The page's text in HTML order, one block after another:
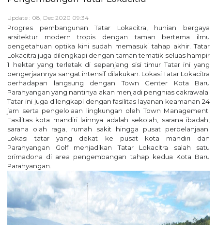
Update : 08, Dec 2020 09:34
Progres pembangunan Tatar Lokacitra, hunian bergaya
arsitektur modern tropis dengan taman bertema ilmu
pengetahuan optika kini sudah memasuki tahap akhir. Tatar
Lokacitra juga dilengkapi dengan taman tematik seluas hampir
1 hektar yang terletak di sepanjang sisi timur Tatar ini yang
pengerjaannya sangat intensif dilakukan. Lokasi Tatar Lokacitra
berhadapan langsung dengan Town Center Kota Baru
Parahyangan yang nantinya akan menjadi penghias cakrawala.
Tatar ini juga dilengkapi dengan fasilitas layanan keamanan 24
jam serta pengelolaan lingkungan oleh Town Management.
Fasilitas kota mandiri lainnya adalah sekolah, sarana ibadah,
sarana olah raga, rumah sakit hingga pusat perbelanjaan.
Lokasi tatar yang dekat ke pusat kota mandiri dan
Parahyangan Golf menjadikan Tatar Lokacitra salah satu
primadona di area pengembangan tahap kedua Kota Baru
Parahyangan.